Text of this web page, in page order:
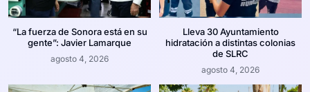
“La fuerza de Sonora está en su
gente”: Javier Lamarque
agosto 4, 2026
Lleva 30 Ayuntamiento
hidratación a distintas colonias
de SLRC
agosto 4, 2026